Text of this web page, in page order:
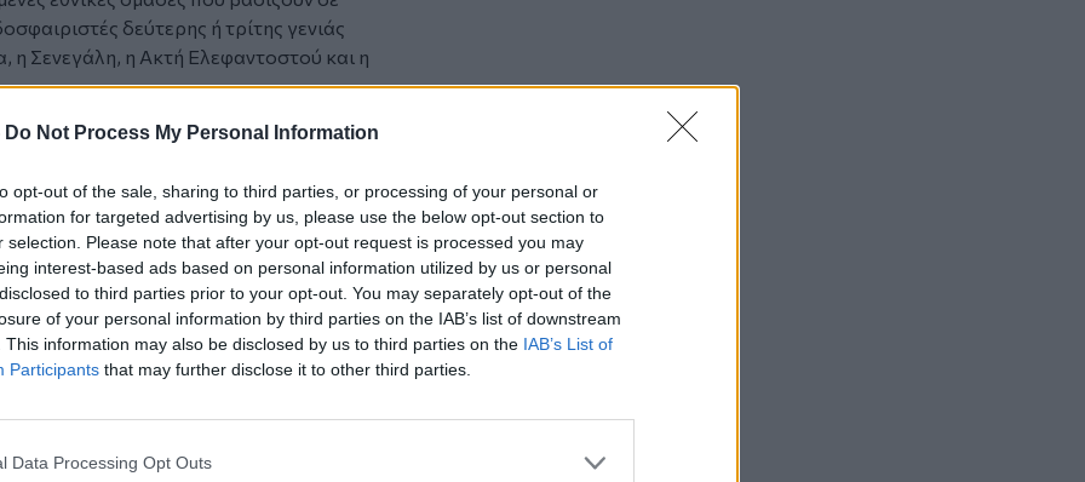
Do Not Process My Personal Information
opt-out of the sale, sharing to third parties, or processing of your personal or
for targeted advertising by us, please use the below opt-out section to
selection. Please note that after your opt-out request is processed you may
interest-based ads based on personal information utilized by us or personal
to third parties prior to your opt-out. You may separately opt-out of the
of your personal information by third parties on the IAB’s list of downstream
This information may also be disclosed by us to third parties on the IAB’s List of
Participants that may further disclose it to other third parties.
Data Processing Opt Outs
δεύτερης ή τρίτης γενιάς
η Σενεγάλη, η Ακτή Ελεφαντοστού και η
χωρίς κανέναν ποδοσφαιριστή
η Βραζιλία, η Κολομβία, η Τσεχία,
του διεθνούς ποδοσφαίρου,
πλέον μέσα από πολυπολιτισμικά
ποδοσφαιρικές και προσωπικές
ένα από τα πιο «διεθνή» στην
της διεύρυνσης των συμμετεχόντων,
παικτών που εκπροσωπούν χώρες
στο Ηράκλειο (φωτογραφίες)
Στενά του Ορμούζ: Οι ΗΠΑ «βλέπουν»
σύντομα συμφωνία - «Υπάρχει πρόοδος
μεταξύ Ιράν και Ομάν»